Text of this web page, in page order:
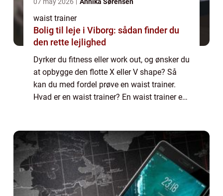
waist trainer
Bolig til leje i Viborg: sådan finder du
den rette lejlighed
Dyrker du fitness eller work out, og ønsker du
at opbygge den flotte X eller V shape? Så
kan du med fordel prøve en waist trainer.
Hvad er en waist trainer? En waist trainer er